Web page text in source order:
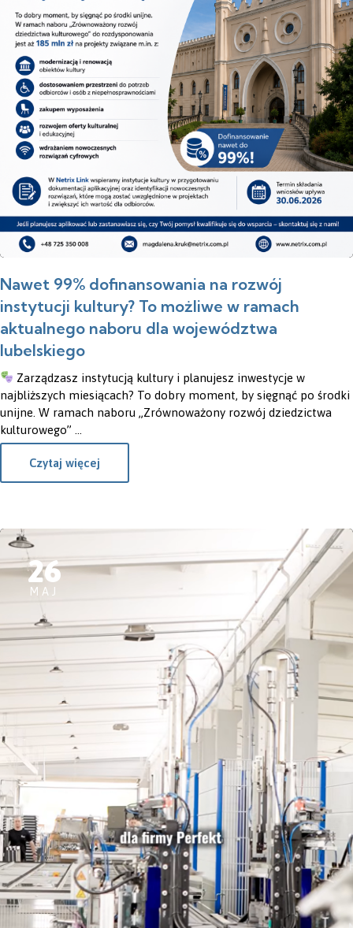
Nawet 99% dofinansowania na rozwój
instytucji kultury? To możliwe w ramach
aktualnego naboru dla województwa
lubelskiego
Zarządzasz instytucją kultury i planujesz inwestycje w
najbliższych miesiącach? To dobry moment, by sięgnąć po środki
unijne. W ramach naboru „Zrównoważony rozwój dziedzictwa
kulturowego” ...
Czytaj więcej
26
MAJ